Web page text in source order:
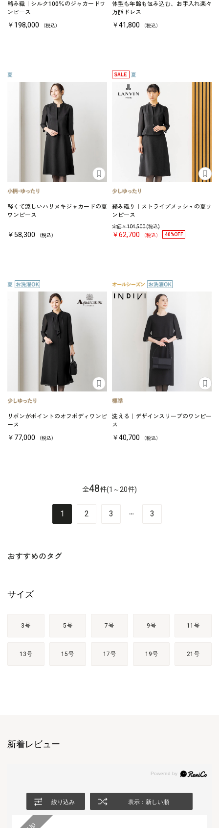
絡み織｜シルク100％のジャカードワ
ンピース
￥198,000 （税込）
体型も年齢も包み込む、お手入れ楽々
万能ドレス
￥41,800 （税込）
軽くて涼しいハリヌキジャカードの夏
ワンピース
￥58,300 （税込）
絡み織り｜ストライプメッシュの夏ワ
ンピース
定価￥104,500(税込)
￥62,700 （税込） 40%OFF
リボンがポイントのオフボディワンピ
ース
￥77,000 （税込）
洗える｜デザインスリーブのワンピー
ス
￥40,700 （税込）
全48件(1～20件)
1 2 3 3
おすすめのタグ
サイズ
3号 5号 7号 9号 11号
13号 15号 17号 19号 21号
新着レビュー
絞り込み 表示：新しい順